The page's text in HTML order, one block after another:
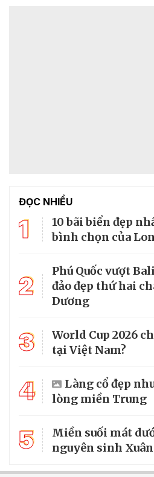
ĐỌC NHIỀU
1
10 bãi biển đẹp
bình chọn của
2
Phú Quốc vượt
đảo đẹp thứ hai
Dương
3
World Cup 2026
tại Việt Nam?
4
Làng cổ đẹp
lòng miền Trung
5
Miền suối mát
nguyên sinh Xuân